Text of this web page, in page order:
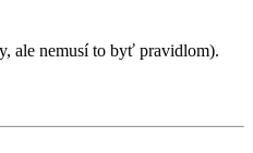
ale nemusí to byť pravidlom).